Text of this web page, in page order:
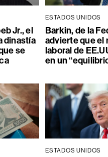
Jr., el
dinastía
se
ESTADOS UNIDOS
Barkin, de la
advierte que el
laboral de
en un
ESTADOS UNIDOS